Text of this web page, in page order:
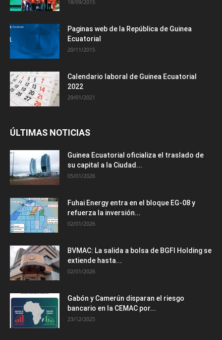
18/09/2015
Paginas web de la República de Guinea
Ecuatorial
20/11/2015
Calendario laboral de Guinea Ecuatorial
2022
29/01/2021
ÚLTIMAS NOTICIAS
Guinea Ecuatorial oficializa el traslado de
su capital a la Ciudad...
05/01/2026
Fuhai Energy entra en el bloque EG-08 y
refuerza la inversión...
02/01/2026
BVMAC: La salida a bolsa de BGFI Holding se
extiende hasta...
02/01/2026
Gabón y Camerún disparan el riesgo
bancario en la CEMAC por...
23/12/2025